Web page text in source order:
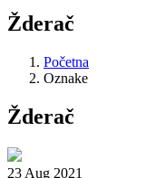
Žderač
Početna
Oznake
Žderač
23 Aug 2021